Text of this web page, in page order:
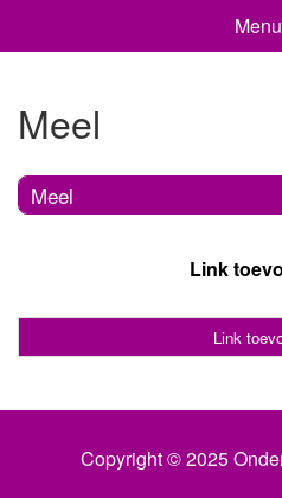
Meel
Meel
Link
Link
Copyright © 2025